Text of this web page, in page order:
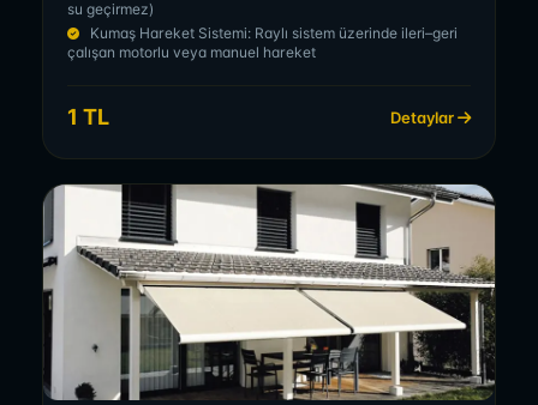
su geçirmez)
Kumaş Hareket Sistemi: Raylı sistem üzerinde ileri–geri
çalışan motorlu veya manuel hareket
1 TL Detaylar